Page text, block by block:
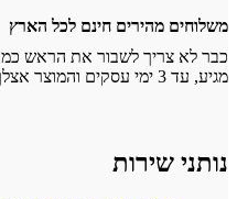
משלוחים מהירים חינם לכל הארץ
כבר לא צריך לשבור את הראש
מגיע, עד 3 ימי עסקים והמוצר אצלך, ללא תוספת תשלום!
נותני שירות